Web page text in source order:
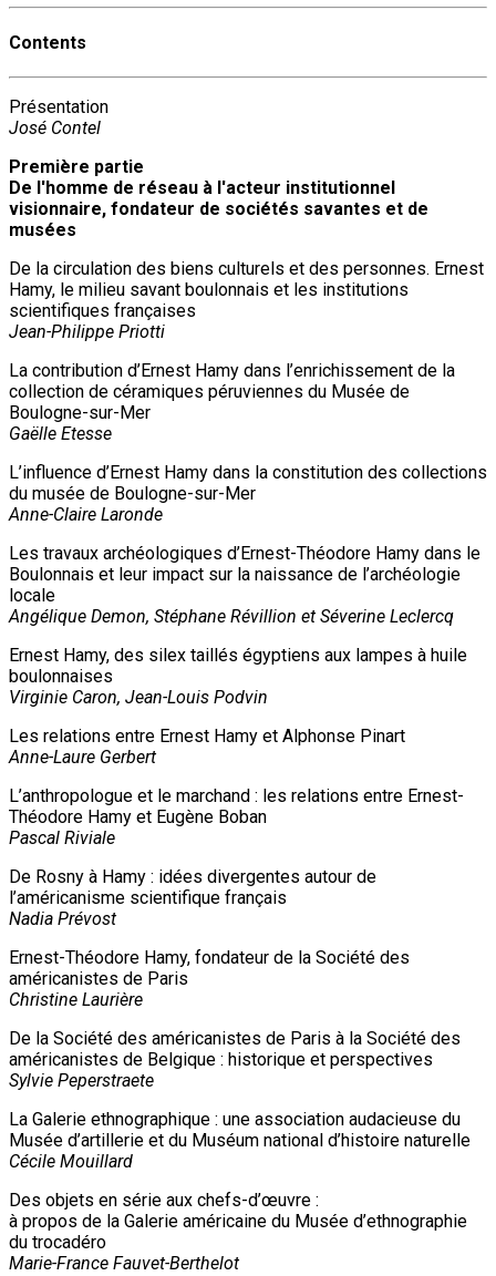
Contents
Présentation
José Contel
Première partie
De l'homme de réseau à l'acteur institutionnel
visionnaire, fondateur de sociétés savantes et de
musées
De la circulation des biens culturels et des personnes. Ernest
Hamy, le milieu savant boulonnais et les institutions
scientifiques françaises
Jean-Philippe Priotti
La contribution d’Ernest Hamy dans l’enrichissement de la
collection de céramiques péruviennes du Musée de
Boulogne-sur-Mer
Gaëlle Etesse
L’influence d’Ernest Hamy dans la constitution des collections
du musée de Boulogne-sur-Mer
Anne-Claire Laronde
Les travaux archéologiques d’Ernest-Théodore Hamy dans le
Boulonnais et leur impact sur la naissance de l’archéologie
locale
Angélique Demon, Stéphane Révillion et Séverine Leclercq
Ernest Hamy, des silex taillés égyptiens aux lampes à huile
boulonnaises
Virginie Caron, Jean-Louis Podvin
Les relations entre Ernest Hamy et Alphonse Pinart
Anne-Laure Gerbert
L’anthropologue et le marchand : les relations entre Ernest-
Théodore Hamy et Eugène Boban
Pascal Riviale
De Rosny à Hamy : idées divergentes autour de
l’américanisme scientifique français
Nadia Prévost
Ernest-Théodore Hamy, fondateur de la Société des
américanistes de Paris
Christine Laurière
De la Société des américanistes de Paris à la Société des
américanistes de Belgique : historique et perspectives
Sylvie Peperstraete
La Galerie ethnographique : une association audacieuse du
Musée d’artillerie et du Muséum national d’histoire naturelle
Cécile Mouillard
Des objets en série aux chefs-d’œuvre :
à propos de la Galerie américaine du Musée d’ethnographie
du trocadéro
Marie-France Fauvet-Berthelot